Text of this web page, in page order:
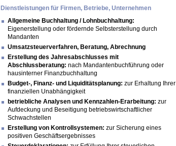
Dienstleistungen für Firmen, Betriebe, Unternehmen
Allgemeine Buchhaltung / Lohnbuchhaltung:
Eigenerstellung oder fördernde Selbsterstellung durch
Mandanten
Umsatzsteuerverfahren, Beratung, Abrechnung
Erstellung des Jahresabschlusses mit
Abschlussberatung: nach Mandantenbuchführung oder
hausinterner Finanzbuchhaltung
Budget-, Finanz- und Liquiditätsplanung: zur Erhaltung Ihrer
finanziellen Unabhängigkeit
betriebliche Analysen und Kennzahlen-Erarbeitung: zur
Aufdeckung und Beseitigung betriebswirtschaftlicher
Schwachstellen
Erstellung von Kontrollsystemen: zur Sicherung eines
positiven Geschäftsergebnisses